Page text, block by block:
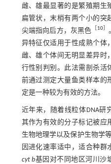
雌、雄最显著的是繁殖期生
扁管状，末梢有两个小的突
尖端指向后方，灰黑色 ［10］
异特征仅适用于性成熟个体
雌、雄个体间无明显差异时
行性别判别。此法需剖杀活
前通过测定大量鱼类样本的
定是一种较为有效的方法。
近年来，随着线粒体DNA研
其作为有效的分子标记被应
生物地理学以及保护生物学
因进化速率适中，适合种群
cyt b基因对不同地区河川沙